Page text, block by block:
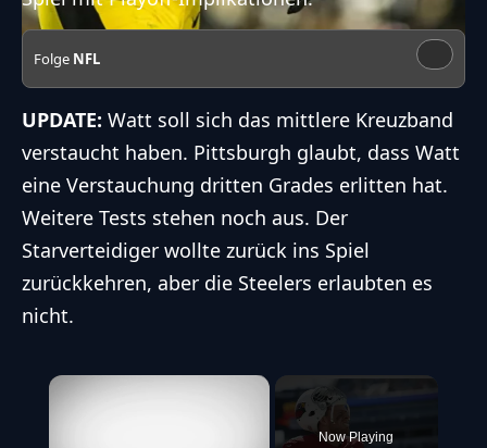
Folge NFL
UPDATE: Watt soll sich das mittlere Kreuzband
verstaucht haben. Pittsburgh glaubt, dass Watt
eine Verstauchung dritten Grades erlitten hat.
Weitere Tests stehen noch aus. Der
Starverteidiger wollte zurück ins Spiel
zurückkehren, aber die Steelers erlaubten es
nicht.
×
Now Playing